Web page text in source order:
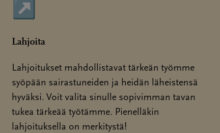
↗
Lahjoita
Lahjoitukset mahdollistavat tärkeän työmme
syöpään sairastuneiden ja heidän läheistensä
hyväksi. Voit valita sinulle sopivimman tavan
tukea tärkeää työtämme. Pienelläkin
lahjoituksella on merkitystä!